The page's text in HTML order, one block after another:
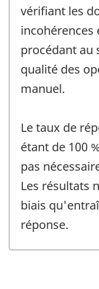
vérifiant les
incohérences
procédant au
qualité des
manuel.
Le taux de
étant de 100
pas
Les résultats
biais
réponse.